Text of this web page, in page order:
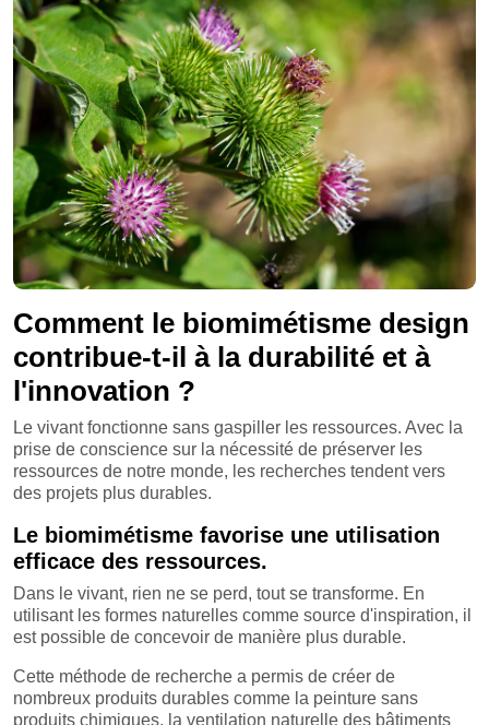
Comment le biomimétisme design
contribue-t-il à la durabilité et à
l'innovation ?
Le vivant fonctionne sans gaspiller les ressources. Avec la
prise de conscience sur la nécessité de préserver les
ressources de notre monde, les recherches tendent vers
des projets plus durables.
Le biomimétisme favorise une utilisation
efficace des ressources.
Dans le vivant, rien ne se perd, tout se transforme. En
utilisant les formes naturelles comme source d'inspiration, il
est possible de concevoir de manière plus durable.
Cette méthode de recherche a permis de créer de
nombreux produits durables comme la peinture sans
produits chimiques, la ventilation naturelle des bâtiments